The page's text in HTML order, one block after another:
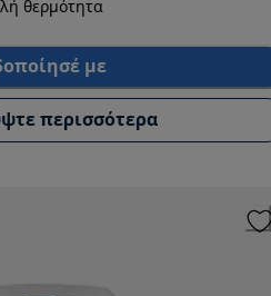
θερμότητα
με
περισσότερα